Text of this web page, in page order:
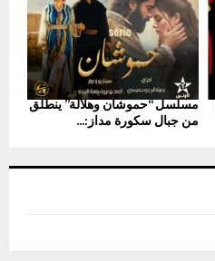
مسلسل “حموشان وهلالة” ينطلق
من جبال سكورة مداز:...